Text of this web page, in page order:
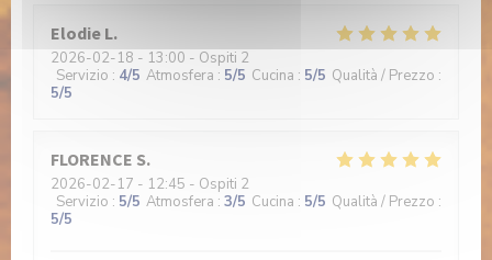
Elodie L
2026-02-18 - 13:00 - Ospiti 2
Servizio : 4/5 Atmosfera : 5/5 Cucina : 5/5 Qualità / Prezzo :
5/5
FLORENCE S
2026-02-17 - 12:45 - Ospiti 2
Servizio : 5/5 Atmosfera : 3/5 Cucina : 5/5 Qualità / Prezzo :
5/5